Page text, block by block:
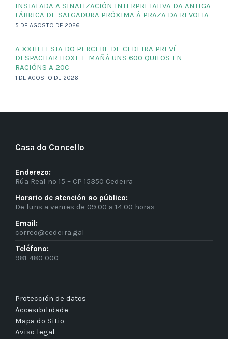
INSTALADA A SINALIZACIÓN INTERPRETATIVA DA ANTIGA
FÁBRICA DE SALGADURA PRÓXIMA Á PRAZA DA REVOLTA
5 DE AGOSTO DE 2026
A XXIII FESTA DO PERCEBE DE CEDEIRA PREVÉ
DESPACHAR HOXE E MAÑÁ UNS 600 QUILOS EN
RACIÓNS A 20€
1 DE AGOSTO DE 2026
Casa do Concello
Enderezo:
Rúa Real nº 15 – CP 15350 Cedeira
Horario de atención ao público:
De luns a venres de 09.00 a 14.00 horas
Email:
correo@cedeira.gal
Teléfono:
981 480 000
Protección de datos
Accesibilidade
Mapa do Sitio
Aviso legal